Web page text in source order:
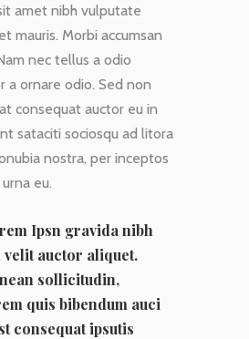
amet nibh vulputate
mauris. Morbi accumsan
nec tellus a odio
a ornare odio. Sed non
consequat auctor eu in
sataciti sociosqu ad litora
nostra, per inceptos
eu.
Ipsn gravida nibh
velit auctor aliquet.
sollicitudin,
quis bibendum auci
consequat ipsutis